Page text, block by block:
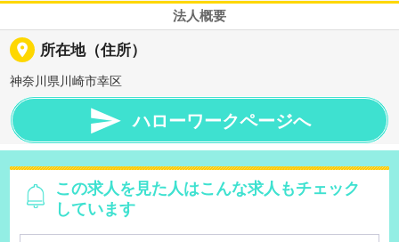
法人概要
place 所在地（住所）
神奈川県川崎市幸区
 ハローワークページへ
この求人を見た人はこんな求人もチェック
しています